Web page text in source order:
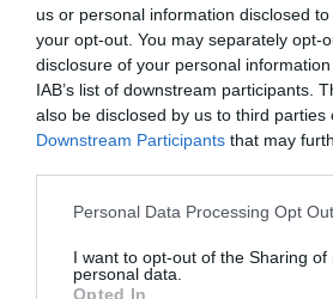
us or personal information disclosed
your opt-out. You may separately opt-
disclosure of your personal
IAB’s list of downstream participants.
also be disclosed by us to third parties
Downstream Participants that may
Please note that this website/app uses
not limited to your visit or usage
grant or deny consent to Google and
Personal Data Processing Opt
I want to opt-out of the Sharing of
personal data.
Opted In